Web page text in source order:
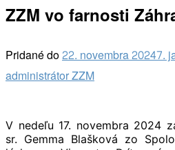
ZZM vo farnosti
Pridané do22. novembra 20247.
administrátor ZZM
V nedeľu 17. novembra 2024
sr. Gemma Blašková zo